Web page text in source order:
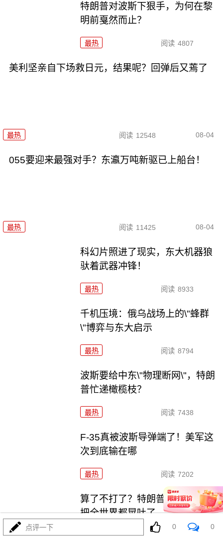
特朗普对波斯下狠手，为何在黎
明前戛然而止？
最热 阅读 4807
美利坚亲自下场救日元，结果呢？回弹后又蔫了
最热 阅读 12548 08-04
055要迎来最强对手？东瀛万吨新驱已上船台！
最热 阅读 11425 08-04
科幻片照进了现实，东大机器狼
驮着武器冲锋！
最热 阅读 8933
千机压境：俄乌战场上的\"蜂群
\"博弈与东大启示
最热 阅读 8794
波斯要给中东\"物理断网\"，特朗
普忙递橄榄枝？
最热 阅读 7438
F-35真被波斯导弹端了！美军这
次到底输在哪
最热 阅读 7202
算了不打了？特朗普这脚刹车，
把全世界都晃吐了
最热
点评一下 0 0